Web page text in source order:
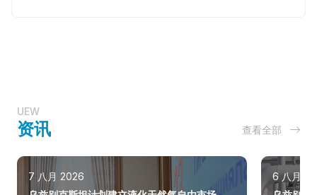
UEW
资讯 查看全部
7 八月 2026
6 八月